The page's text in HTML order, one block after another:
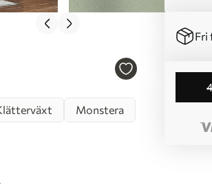
Fri
Monstera